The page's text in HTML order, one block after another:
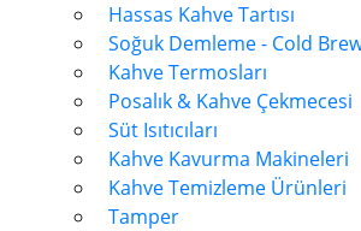
Hassas Kahve Tartısı
Soğuk Demleme - Cold
Kahve Termosları
Posalık & Kahve Çekmecesi
Süt Isıtıcıları
Kahve Kavurma Makineleri
Kahve Temizleme Ürünleri
Tamper